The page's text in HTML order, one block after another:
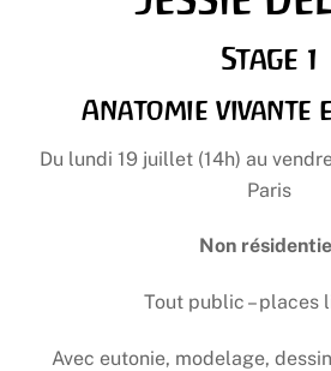
Stage 1
Anatomie vivante
Du lundi 19 juillet (14h) au
Paris
Non
Tout public – places
Avec eutonie, modelage,